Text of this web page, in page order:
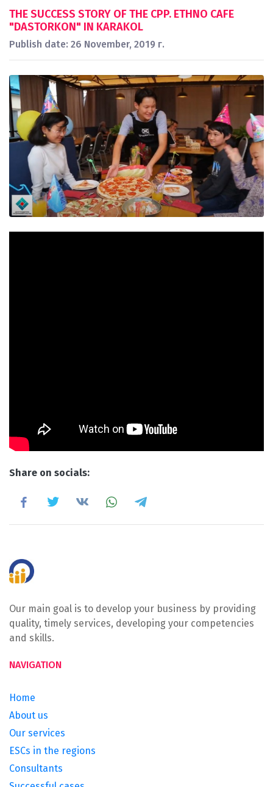
THE SUCCESS STORY OF THE CPP. ETHNO CAFE
"DASTORKON" IN KARAKOL
Publish date: 26 November, 2019 г.
Share on socials:
Our main goal is to develop your business by providing
quality, timely services, developing your competencies
and skills.
NAVIGATION
Home
About us
Our services
ESCs in the regions
Consultants